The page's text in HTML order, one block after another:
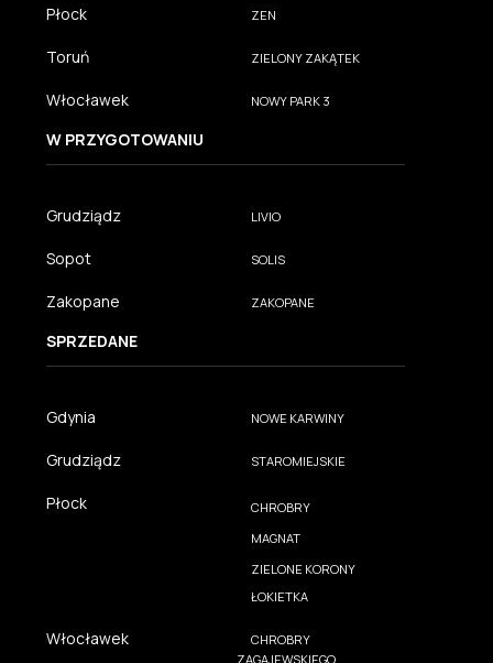
Płock ZEN
Toruń ZIELONY ZAKĄTEK
Włocławek NOWY PARK 3
W PRZYGOTOWANIU
Grudziądz LIVIO
Sopot SOLIS
Zakopane ZAKOPANE
SPRZEDANE
Gdynia NOWE KARWINY
Grudziądz STAROMIEJSKIE
Płock
CHROBRY
MAGNAT
ZIELONE KORONY
ŁOKIETKA
Włocławek
CHROBRY
ZAGAJEWSKIEGO